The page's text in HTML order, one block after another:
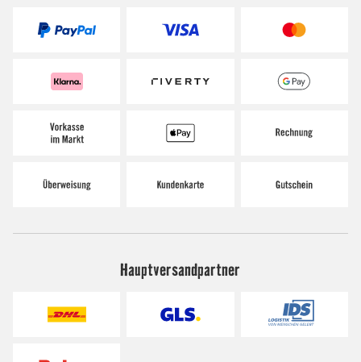
Hauptversandpartner